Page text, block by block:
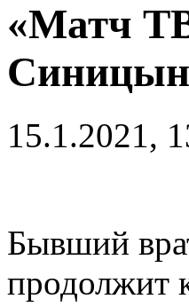
«Матч
Синицын
15.1.2021,
Бывший
продолжит